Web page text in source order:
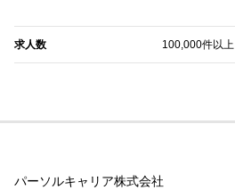
求人数 100,000件以上
パーソルキャリア株式会社